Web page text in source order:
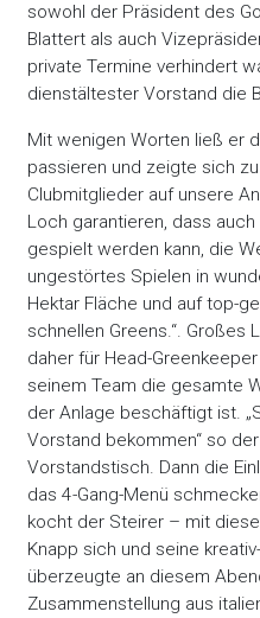
sowohl der Präsident des
Blattert als auch
private Termine verhindert
dienstältester Vorstand die
Mit wenigen Worten ließ er
passieren und zeigte sich
Clubmitglieder auf unsere
Loch garantieren, dass
gespielt werden kann, die
ungestörtes Spielen in
Hektar Fläche und auf top-
schnellen Greens.“. Großes
daher für Head-
seinem Team die gesamte
der Anlage beschäftigt ist.
Vorstand bekommen“ so
Vorstandstisch. Dann die
das 4-Gang-Menü
kocht der Steirer – mit
Knapp sich und seine
überzeugte an diesem
Zusammenstellung aus